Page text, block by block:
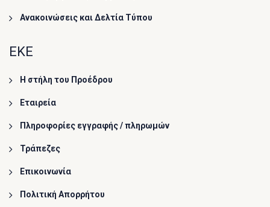
Ανακοινώσεις και Δελτία Τύπου
ΕΚΕ
Η στήλη του Προέδρου
Εταιρεία
Πληροφορίες εγγραφής / πληρωμών
Τράπεζες
Επικοινωνία
Πολιτική Απορρήτου